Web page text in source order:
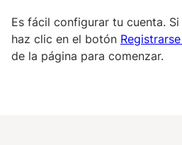
Es fácil configurar tu cuenta.
haz clic en el botón Registrarse
de la página para comenzar.